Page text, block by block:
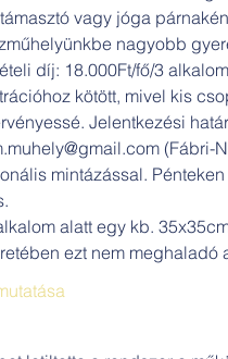
vagy jóga
nagyobb
díj: 18.000Ft/fő/3
kötött, mivel kis
Jelentkezési
(Fábri-
mintázással.
alatt egy kb.
ezt nem